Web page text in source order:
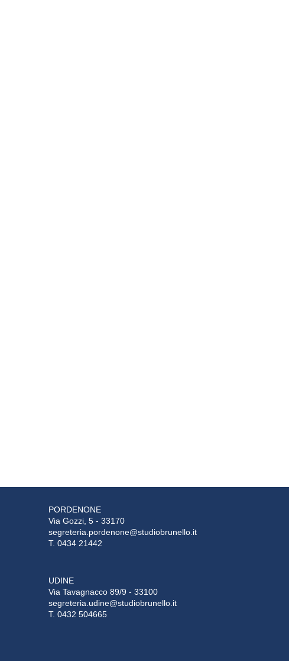
PORDENONE
Via Gozzi, 5 - 33170
segreteria.pordenone@studiobrunello.it
T. 0434 21442
UDINE
Via Tavagnacco 89/9 - 33100
segreteria.udine@studiobrunello.it
T. 0432 504665